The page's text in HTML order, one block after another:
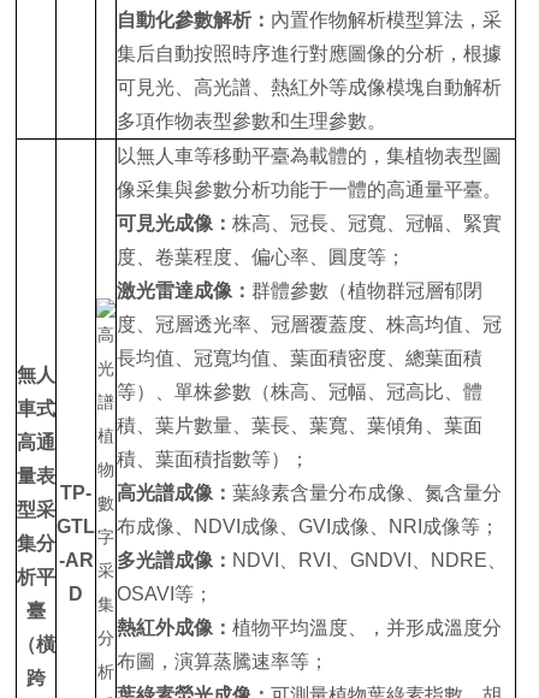
自動化參數解析： 內置作物解析模型算法，采
集后自動按照時序進行對應圖像的分析，根據
可見光、高光譜、熱紅外等成像模塊自動解析
多項作物表型參數和生理參數。
無人
車式
高通
量表
型采
集分
析平
臺
（橫
跨
TP-
GTL
-AR
D
以無人車等移動平臺為載體的，集植物表型圖
像采集與參數分析功能于一體的高通量平臺。
可見光成像：株高、冠長、冠寬、冠幅、緊實
度、卷葉程度、偏心率、圓度等；
激光雷達成像：群體參數（植物群冠層郁閉
度、冠層透光率、冠層覆蓋度、株高均值、冠
長均值、冠寬均值、葉面積密度、總葉面積
等）、單株參數（株高、冠幅、冠高比、體
積、葉片數量、葉長、葉寬、葉傾角、葉面
積、葉面積指數等）；
高光譜成像：葉綠素含量分布成像、氮含量分
布成像、NDVI成像、GVI成像、NRI成像等；
多光譜成像： NDVI、RVI、GNDVI、NDRE、
OSAVI等；
熱紅外成像：植物平均溫度、，并形成溫度分
布圖，演算蒸騰速率等；